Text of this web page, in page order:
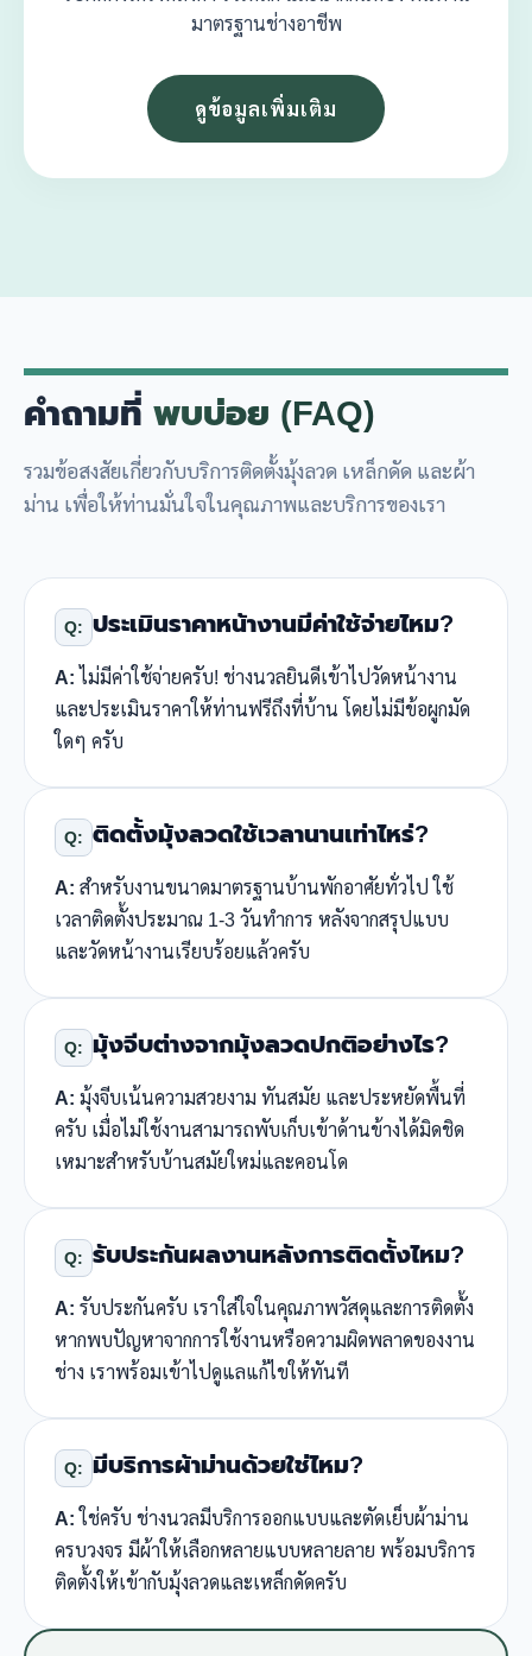
มาตรฐานช่างอาชีพ
ดูข้อมูลเพิ่มเติม
คำถามที่ พบบ่อย (FAQ)
รวมข้อสงสัยเกี่ยวกับบริการติดตั้งมุ้งลวด เหล็กดัด และผ้า
ม่าน เพื่อให้ท่านมั่นใจในคุณภาพและบริการของเรา
Q: ประเมินราคาหน้างานมีค่าใช้จ่ายไหม?
A:ไม่มีค่าใช้จ่ายครับ! ช่างนวลยินดีเข้าไปวัดหน้างาน
และประเมินราคาให้ท่านฟรีถึงที่บ้าน โดยไม่มีข้อผูกมัด
ใดๆ ครับ
Q: ติดตั้งมุ้งลวดใช้เวลานานเท่าไหร่?
A: สำหรับงานขนาดมาตรฐานบ้านพักอาศัยทั่วไป ใช้
เวลาติดตั้งประมาณ 1-3 วันทำการ หลังจากสรุปแบบ
และวัดหน้างานเรียบร้อยแล้วครับ
Q: มุ้งจีบต่างจากมุ้งลวดปกติอย่างไร?
A: มุ้งจีบเน้นความสวยงาม ทันสมัย และประหยัดพื้นที่
ครับ เมื่อไม่ใช้งานสามารถพับเก็บเข้าด้านข้างได้มิดชิด
เหมาะสำหรับบ้านสมัยใหม่และคอนโด
Q: รับประกันผลงานหลังการติดตั้งไหม?
A: รับประกันครับ เราใส่ใจในคุณภาพวัสดุและการติดตั้ง
หากพบปัญหาจากการใช้งานหรือความผิดพลาดของงาน
ช่าง เราพร้อมเข้าไปดูแลแก้ไขให้ทันที
Q: มีบริการผ้าม่านด้วยใช่ไหม?
A:ใช่ครับ ช่างนวลมีบริการออกแบบและตัดเย็บผ้าม่าน
ครบวงจร มีผ้าให้เลือกหลายแบบหลายลาย พร้อมบริการ
ติดตั้งให้เข้ากับมุ้งลวดและเหล็กดัดครับ